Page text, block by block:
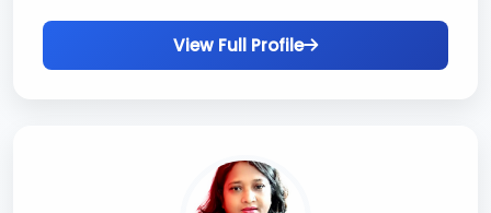
View Full Profile